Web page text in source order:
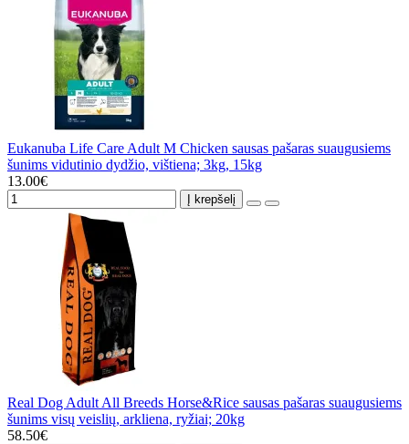
Eukanuba Life Care Adult M Chicken sausas pašaras suaugusiems
šunims vidutinio dydžio, vištiena; 3kg, 15kg
13.00€
Į krepšelį
Real Dog Adult All Breeds Horse&Rice sausas pašaras suaugusiems
šunims visų veislių, arkliena, ryžiai; 20kg
58.50€